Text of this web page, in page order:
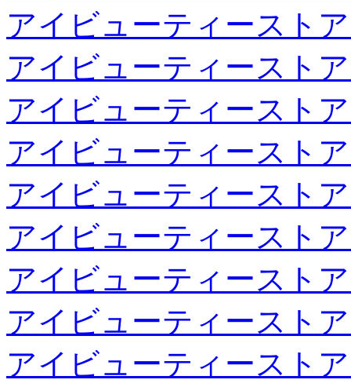
アイビューティースト
アイビューティースト
アイビューティースト
アイビューティースト
アイビューティースト
アイビューティースト
アイビューティースト
アイビューティースト
アイビューティースト